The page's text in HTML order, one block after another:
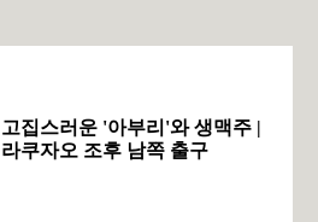
고집스러운 '아부리'와 생맥주 |
라쿠자오 조후 남쪽 출구